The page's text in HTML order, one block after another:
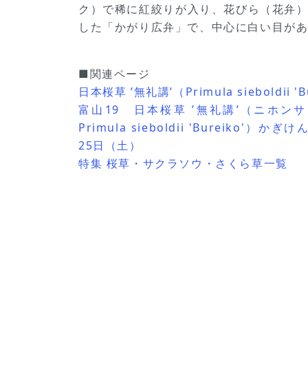
ク）で稀に紅絞りが入り、花びら（花弁
した「かがり広弁」で、中心に白い目が
■関連ページ
日本桜草 ’無礼講’（Primula sieboldii
富山19 日本桜草 ’無礼講’（ニホン
Primula sieboldii 'Bureiko'）かぎけ
25日（土）
特集 桜草・サクラソウ・さくら草一覧